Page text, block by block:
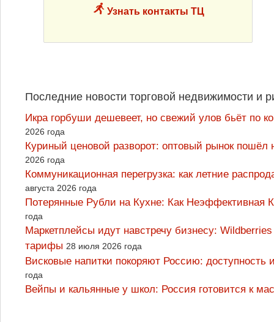
Узнать контакты ТЦ
Последние новости торговой недвижимости и
Икра горбуши дешевеет, но свежий улов бьёт по
2026 года
Куриный ценовой разворот: оптовый рынок
2026 года
Коммуникационная перегрузка: как летние
августа 2026 года
Потерянные Рубли на Кухне: Как
года
Маркетплейсы идут навстречу бизнесу:
тарифы 28 июля 2026 года
Висковые напитки покоряют Россию:
года
Вейпы и кальянные у школ: Россия готовится к